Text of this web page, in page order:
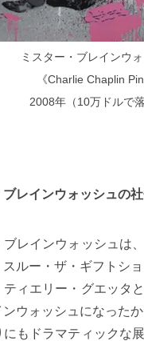
ミスター・ブレインウォ
《Charlie Chaplin
2008年（10万ドルで落
ブレインウォッシュの
ブレインウォッシュは
ルー・ザ・ギフトシ
ティエリー・グエッタ
ウォッシュになった
にもドラマティックな